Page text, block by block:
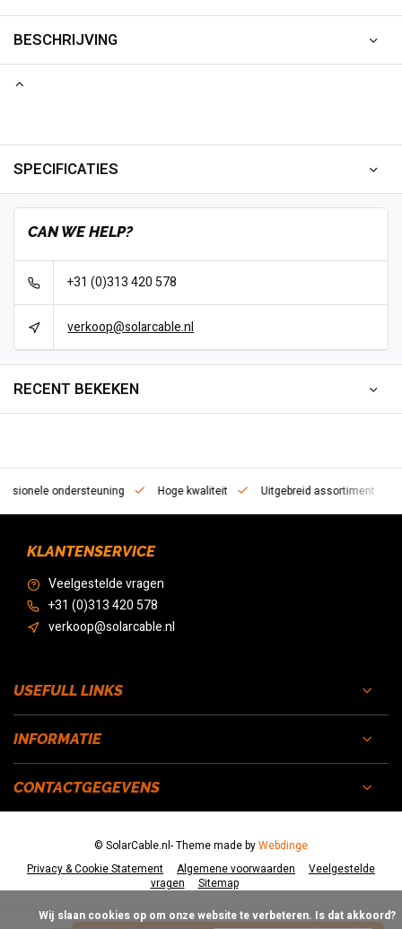
BESCHRIJVING
SPECIFICATIES
CAN WE HELP?
+31 (0)313 420 578
verkoop@solarcable.nl
RECENT BEKEKEN
ondersteuning Hoge kwaliteit Uitgebreid assortiment
KLANTENSERVICE
Veelgestelde vragen
+31 (0)313 420 578
verkoop@solarcable.nl
USEFULL LINKS
INFORMATIE
CONTACTGEGEVENS
Privacy & Cookie Statement Algemene voorwaarden
Veelgestelde
vragen
Sitemap
© SolarCable.nl- Theme made byWebdinge